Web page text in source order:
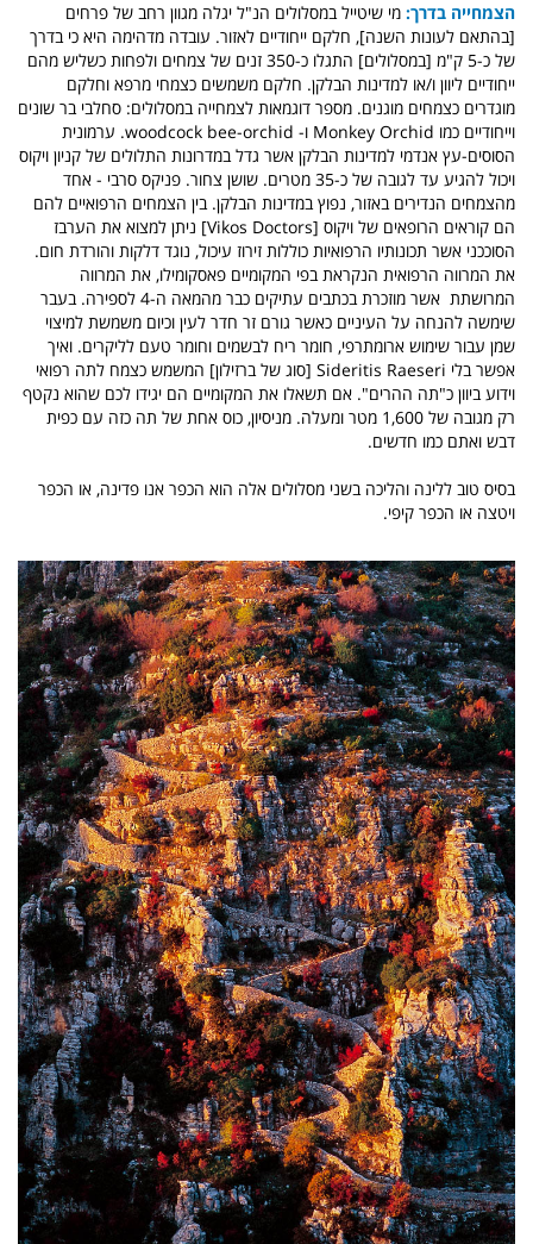
הצמחייה בדרך: מי שיטייל במסלולים הנ"ל יגלה מגוון רחב של פרחים
[בהתאם לעונות השנה], חלקם ייחודיים לאזור. עובדה מדהימה היא כי בדרך
של כ-5 ק"מ [במסלולים] התגלו כ-350 זנים של צמחים ולפחות כשליש מהם
ייחודיים ליוון ו/או למדינות הבלקן. חלקם משמשים כצמחי מרפא וחלקם
מוגדרים כצמחים מוגנים. מספר דוגמאות לצמחייה במסלולים: סחלבי בר שונים
וייחודיים כמו Monkey Orchid ו- woodcock bee-orchid. ערמונית
הסוסים-עץ אנדמי למדינות הבלקן אשר גדל במדרונות התלולים של קניון ויקוס
ויכול להגיע עד לגובה של כ-35 מטרים. שושן צחור. פניקס סרבי - אחד
מהצמחים הנדירים באזור, נפוץ במדינות הבלקן. בין הצמחים הרפואיים להם
הם קוראים הרופאים של ויקוס [Vikos Doctors] ניתן למצוא את הערבז
הסוככני אשר תכונותיו הרפואיות כוללות זירוז עיכול, נוגד דלקות והורדת חום.
את המרווה הרפואית הנקראת בפי המקומיים פאסקומילו, את המרווה
המרושתת אשר מוזכרת בכתבים עתיקים כבר מהמאה ה-4 לספירה. בעבר
שימשה להנחה על העיניים כאשר גורם זר חדר לעין וכיום משמשת למיצוי
שמן עבור שימוש ארומתרפי, חומר ריח לבשמים וחומר טעם לליקרים. ואיך
אפשר בלי Sideritis Raeseri [סוג של ברזילון] המשמש כצמח לתה רפואי
וידוע ביוון כ"תה ההרים". אם תשאלו את המקומיים הם יגידו לכם שהוא נקטף
רק מגובה של 1,600 מטר ומעלה. מניסיון, כוס אחת של תה כזה עם כפית
דבש ואתם כמו חדשים.
בסיס טוב ללינה והליכה בשני מסלולים אלה הוא הכפר אנו פדינה, או הכפר
ויטצה או הכפר קיפי.